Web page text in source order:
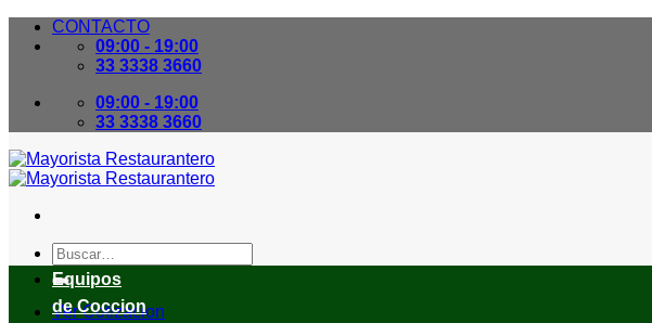
Skip
CONTACTO
09:00 - 19:00
33 3338 3660
09:00 - 19:00
33 3338 3660
Buscar
por:
Ver Cotizacion
Equipos
de Coccion